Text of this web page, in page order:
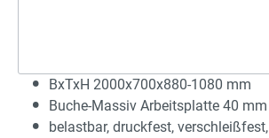
BxTxH 2000x700x880-1080 mm
Buche-Massiv Arbeitsplatte 40 mm
belastbar, druckfest, verschleißfest,